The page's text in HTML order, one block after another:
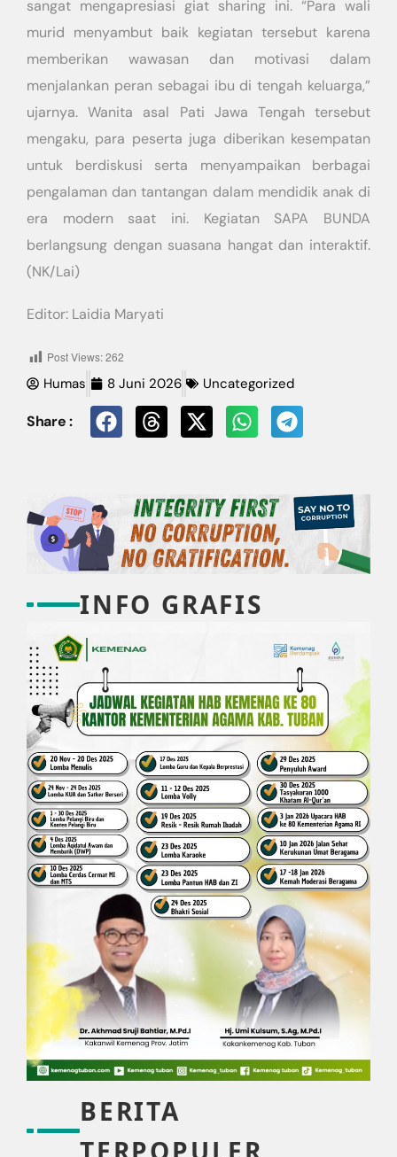
sangat mengapresiasi giat sharing ini. “Para wali
murid menyambut baik kegiatan tersebut karena
memberikan wawasan dan motivasi dalam
menjalankan peran sebagai ibu di tengah keluarga,”
ujarnya. Wanita asal Pati Jawa Tengah tersebut
mengaku, para peserta juga diberikan kesempatan
untuk berdiskusi serta menyampaikan berbagai
pengalaman dan tantangan dalam mendidik anak di
era modern saat ini. Kegiatan SAPA BUNDA
berlangsung dengan suasana hangat dan interaktif.
(NK/Lai)
Editor: Laidia Maryati
Post Views:262
Humas 8 Juni 2026 Uncategorized
Share :
INFO GRAFIS
BERITA